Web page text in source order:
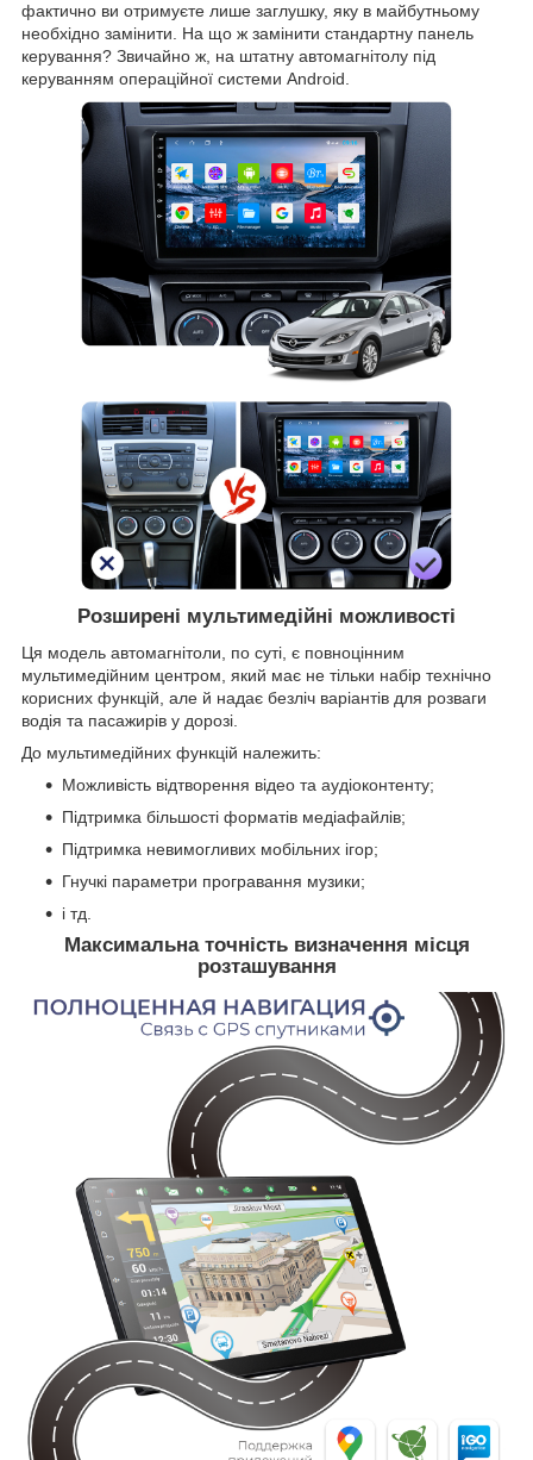
фактично ви отримуєте лише заглушку, яку в майбутньому
необхідно замінити. На що ж замінити стандартну панель
керування? Звичайно ж, на штатну автомагнітолу під
керуванням операційної системи Android.
Розширені мультимедійні можливості
Ця модель автомагнітоли, по суті, є повноцінним
мультимедійним центром, який має не тільки набір технічно
корисних функцій, але й надає безліч варіантів для розваги
водія та пасажирів у дорозі.
До мультимедійних функцій належить:
Можливість відтворення відео та аудіоконтенту;
Підтримка більшості форматів медіафайлів;
Підтримка невимогливих мобільних ігор;
Гнучкі параметри програвання музики;
і тд.
Максимальна точність визначення місця
розташування